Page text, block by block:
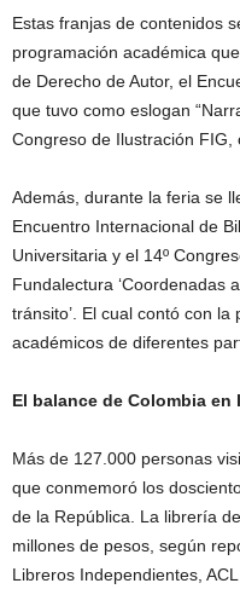
Estas franjas de contenidos
programación académica
de Derecho de Autor, el
que tuvo como eslogan
Congreso de Ilustración FIG,
Además, durante la feria se
Encuentro Internacional de
Universitaria y el 14º
Fundalectura ‘Coordenadas
tránsito’. El cual contó con
académicos de diferentes
El balance de Colombia en
Más de 127.000 personas
que conmemoró los
de la República. La librería
millones de pesos, según
Libreros Independientes,